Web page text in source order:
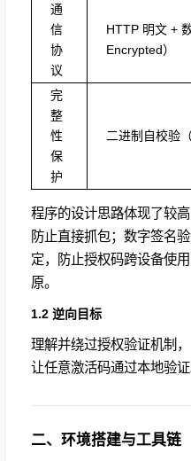
通
信
协
议
HTTP 明文 +
Encrypted）
完
整
性
保
护
二进制自校验
程序的设计思路体现了较
防止直接抓包；数字签名
定，防止授权码跨设备使
原。
1.2 逆向目标
理解并绕过授权验证机制
让任意激活码通过本地验证
二、环境搭建与工具链